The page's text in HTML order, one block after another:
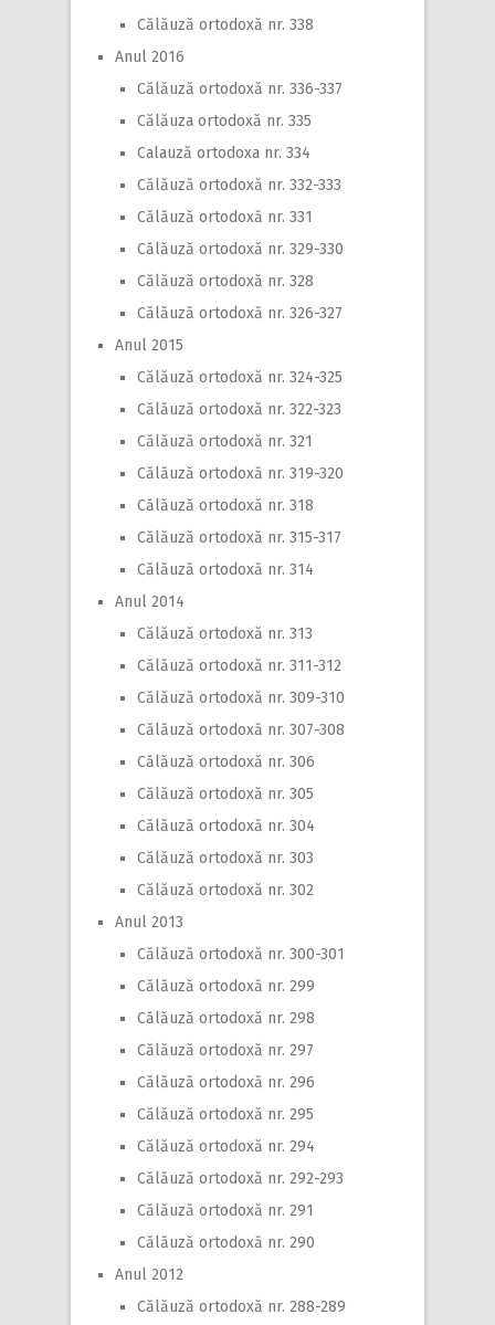
Călăuză ortodoxă nr. 338
Anul 2016
Călăuză ortodoxă nr. 336-337
Călăuza ortodoxă nr. 335
Calauză ortodoxa nr. 334
Călăuză ortodoxă nr. 332-333
Călăuză ortodoxă nr. 331
Călăuză ortodoxă nr. 329-330
Călăuză ortodoxă nr. 328
Călăuză ortodoxă nr. 326-327
Anul 2015
Călăuză ortodoxă nr. 324-325
Călăuză ortodoxă nr. 322-323
Călăuză ortodoxă nr. 321
Călăuză ortodoxă nr. 319-320
Călăuză ortodoxă nr. 318
Călăuză ortodoxă nr. 315-317
Călăuză ortodoxă nr. 314
Anul 2014
Călăuză ortodoxă nr. 313
Călăuză ortodoxă nr. 311-312
Călăuză ortodoxă nr. 309-310
Călăuză ortodoxă nr. 307-308
Călăuză ortodoxă nr. 306
Călăuză ortodoxă nr. 305
Călăuză ortodoxă nr. 304
Călăuză ortodoxă nr. 303
Călăuză ortodoxă nr. 302
Anul 2013
Călăuză ortodoxă nr. 300-301
Călăuză ortodoxă nr. 299
Călăuză ortodoxă nr. 298
Călăuză ortodoxă nr. 297
Călăuză ortodoxă nr. 296
Călăuză ortodoxă nr. 295
Călăuză ortodoxă nr. 294
Călăuză ortodoxă nr. 292-293
Călăuză ortodoxă nr. 291
Călăuză ortodoxă nr. 290
Anul 2012
Călăuză ortodoxă nr. 288-289